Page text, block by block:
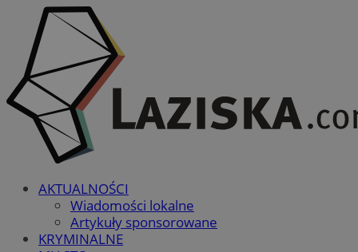
AKTUALNOŚCI
Wiadomości lokalne
Artykuły sponsorowane
KRYMINALNE